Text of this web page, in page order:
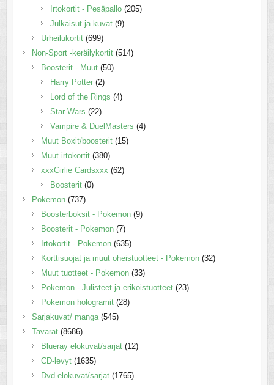
Irtokortit - Pesäpallo (205)
Julkaisut ja kuvat (9)
Urheilukortit (699)
Non-Sport -keräilykortit (514)
Boosterit - Muut (50)
Harry Potter (2)
Lord of the Rings (4)
Star Wars (22)
Vampire & DuelMasters (4)
Muut Boxit/boosterit (15)
Muut irtokortit (380)
xxxGirlie Cardsxxx (62)
Boosterit (0)
Pokemon (737)
Boosterboksit - Pokemon (9)
Boosterit - Pokemon (7)
Irtokortit - Pokemon (635)
Korttisuojat ja muut oheistuotteet - Pokemon (32)
Muut tuotteet - Pokemon (33)
Pokemon - Julisteet ja erikoistuotteet (23)
Pokemon hologramit (28)
Sarjakuvat/ manga (545)
Tavarat (8686)
Blueray elokuvat/sarjat (12)
CD-levyt (1635)
Dvd elokuvat/sarjat (1765)